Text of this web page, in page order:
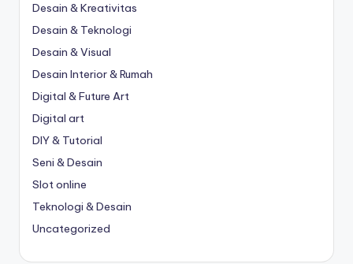
Desain & Kreativitas
Desain & Teknologi
Desain & Visual
Desain Interior & Rumah
Digital & Future Art
Digital art
DIY & Tutorial
Seni & Desain
Slot online
Teknologi & Desain
Uncategorized